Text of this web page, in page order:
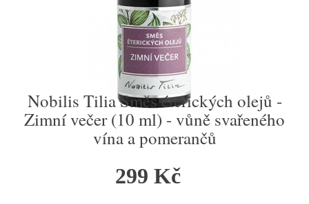
Nobilis Tilia Směs éterických olejů -
Zimní večer (10 ml) - vůně svařeného
vína a pomerančů
299 Kč